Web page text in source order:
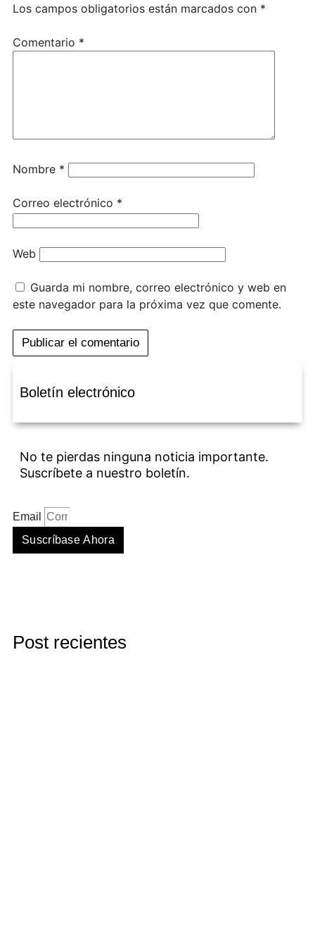
Los campos obligatorios están marcados con *
Comentario *
Nombre *
Correo electrónico *
Web
Guarda mi nombre, correo electrónico y web en
este navegador para la próxima vez que comente.
Boletín electrónico
No te pierdas ninguna noticia importante.
Suscríbete a nuestro boletín.
Email
Suscríbase Ahora
Post recientes